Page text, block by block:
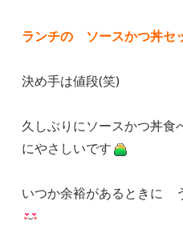
ランチの ソースかつ丼セ
決め手は値段(笑)
久しぶりにソースかつ丼
にやさしいです
いつか余裕があるときに